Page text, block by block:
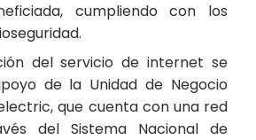
cumpliendo con los
del servicio de internet se
de la Unidad de Negocio
que cuenta con una red
del Sistema Nacional de